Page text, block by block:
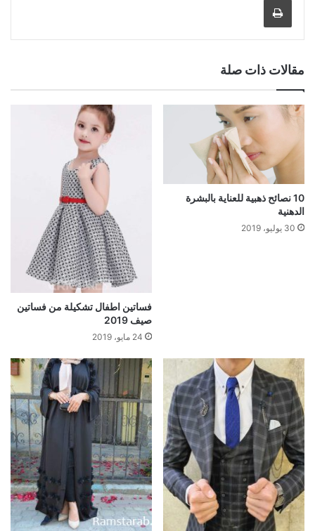
مقالات ذات صلة
10 نصائح ذهبية للعناية بالبشرة
الدهنية
30 يوليو، 2019
فساتين اطفال تشكيلة من فساتين
صيف 2019
24 مايو، 2019